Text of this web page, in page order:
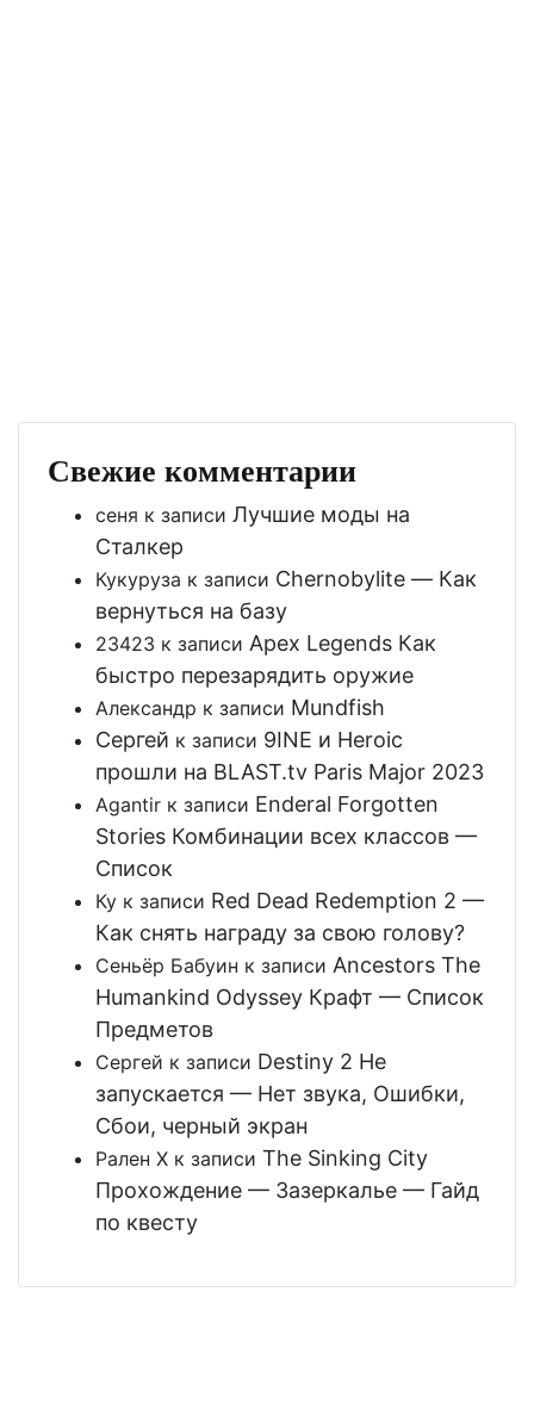
Свежие комментарии
сеня к записи Лучшие моды на
Сталкер
Кукуруза к записи Chernobylite — Как
вернуться на базу
23423 к записи Apex Legends Как
быстро перезарядить оружие
Александр к записи Mundfish
Сергей к записи 9INE и Heroic
прошли на BLAST.tv Paris Major 2023
Agantir к записи Enderal Forgotten
Stories Комбинации всех классов —
Список
Ку к записи Red Dead Redemption 2 —
Как снять награду за свою голову?
Сеньёр Бабуин к записи Ancestors The
Humankind Odyssey Крафт — Список
Предметов
Сергей к записи Destiny 2 Не
запускается — Нет звука, Ошибки,
Сбои, черный экран
Рален Х к записи The Sinking City
Прохождение — Зазеркалье — Гайд
по квесту